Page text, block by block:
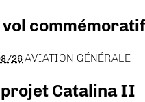
vol
26AVIATION GÉNÉRALE
projet Catalina II